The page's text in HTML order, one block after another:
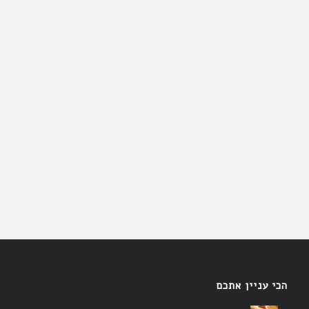
הכי עניין אתכם